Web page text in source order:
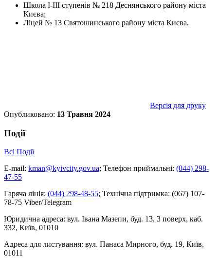
Школа І-ІІІ ступенів № 218 Деснянського району міста
Києва;
Ліцей № 13 Святошинського району міста Києва.
Версія для друку
Опубликовано: 13 Травня 2024
Події
Всі Події
E-mail: kman@kyivcity.gov.ua; Телефон приймальні: (044) 298-
47-55
Гаряча лінія: (044) 298-48-55; Технічна підтримка: (067) 107-
78-75 Viber/Telegram
Юридична адреса: вул. Івана Мазепи, буд. 13, 3 поверх, каб.
332, Київ, 01010
Адреса для листування: вул. Панаса Мирного, буд. 19, Київ,
01011